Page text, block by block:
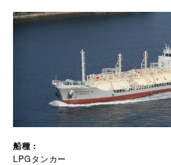
船種
LPGタンカー